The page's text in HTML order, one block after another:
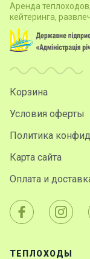
Аренда
кейтеринга,
Корзина
Условия оферты
Политика
Карта сайта
Оплата и
ТЕПЛОХОДЫ